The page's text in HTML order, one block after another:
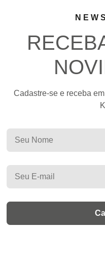
Cadastre-se e receba